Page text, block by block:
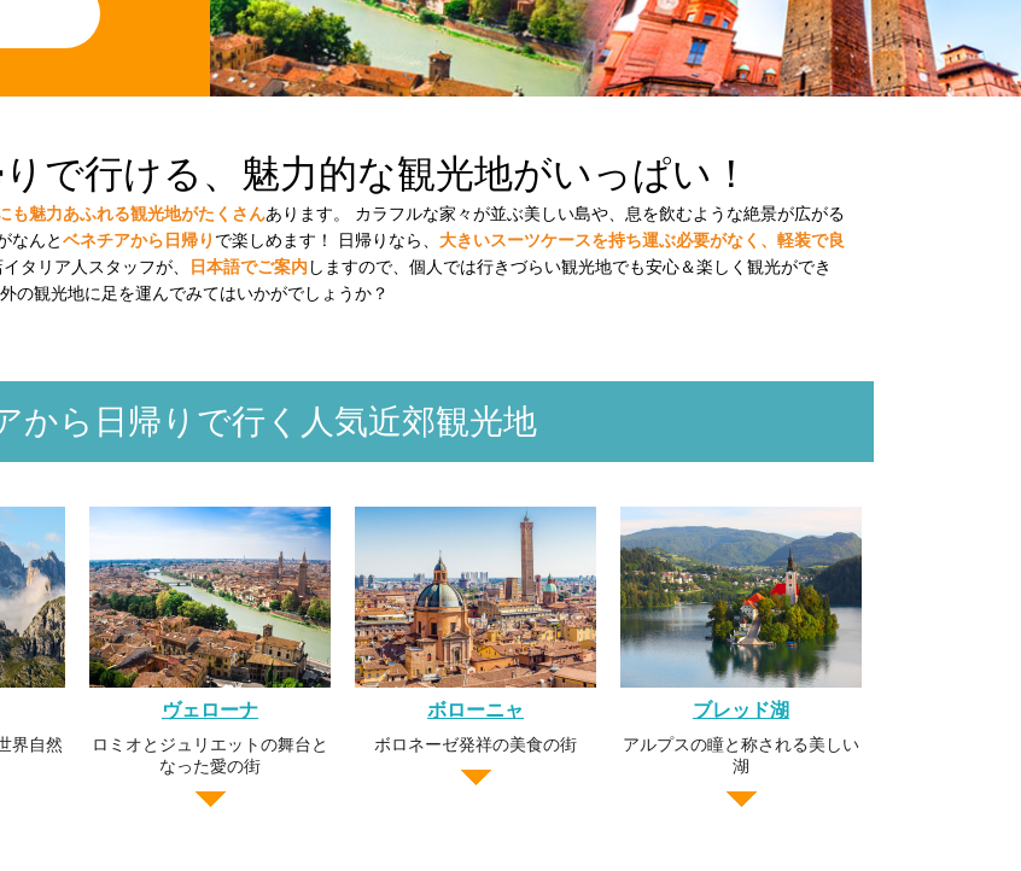
で行ける、魅力的な観光地がいっぱい！
も魅力あふれる観光地がたくさんあります。 カラフルな家々が並ぶ美しい島や、息を飲むような絶景が広がる
なんとベネチアから日帰り で楽しめます！ 日帰りなら、 大きいスーツケースを持ち運ぶ必要がなく、軽装で良
タリア人スタッフが、 日本語でご案内しますので、個人では行きづらい観光地でも安心＆楽しく観光ができ
の観光地に足を運んでみてはいかがでしょうか？
から日帰りで行く 人気近郊観光地
界自然
ヴェローナ
ロミオとジュリエットの舞台と
なった愛の街
ボローニャ
ボロネーゼ発祥の美食の街
ブレッド湖
アルプスの瞳と称される美しい
湖